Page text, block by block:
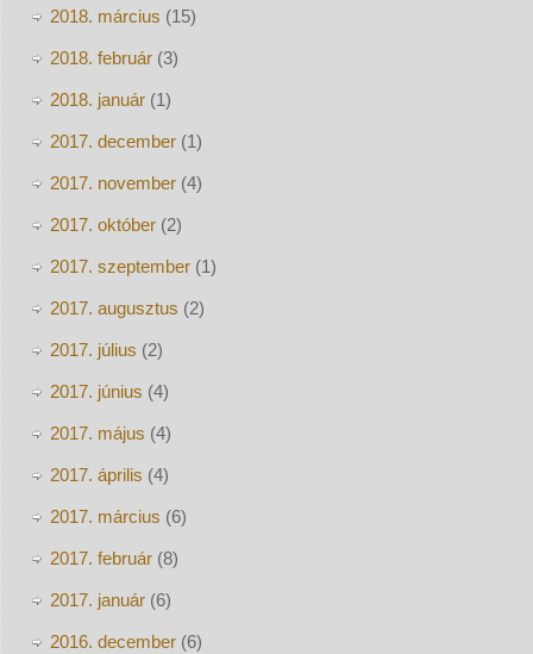
2018. március (15)
2018. február(3)
2018. január(1)
2017. december(1)
2017. november(4)
2017. október(2)
2017. szeptember(1)
2017. augusztus (2)
2017. július (2)
2017. június (4)
2017. május (4)
2017. április (4)
2017. március (6)
2017. február(8)
2017. január(6)
2016. december(6)